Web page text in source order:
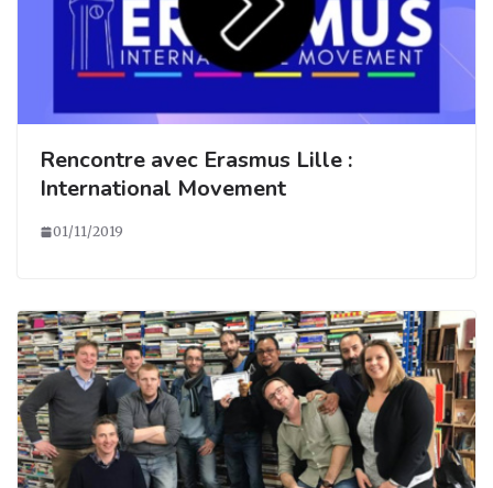
Rencontre avec Erasmus Lille :
International Movement
01/11/2019